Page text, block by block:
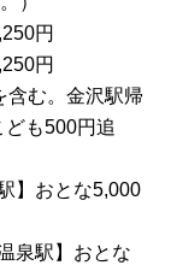
円
円
含む。金沢駅帰
も500円追
】おとな5,000
泉駅】おとな